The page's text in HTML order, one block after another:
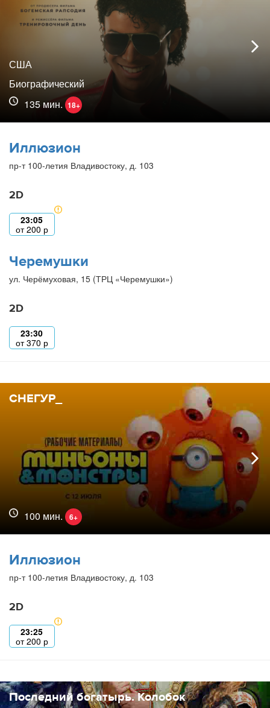
США
Биографический
135 мин. 18+
Иллюзион
пр-т 100-летия Владивостоку, д. 103
2D
23:05
от200 р
Черемушки
ул. Черёмуховая, 15 (ТРЦ «Черемушки»)
2D
23:30
от370 р
СНЕГУР_
100 мин. 6+
Иллюзион
пр-т 100-летия Владивостоку, д. 103
2D
23:25
от200 р
Последний богатырь. Колобок